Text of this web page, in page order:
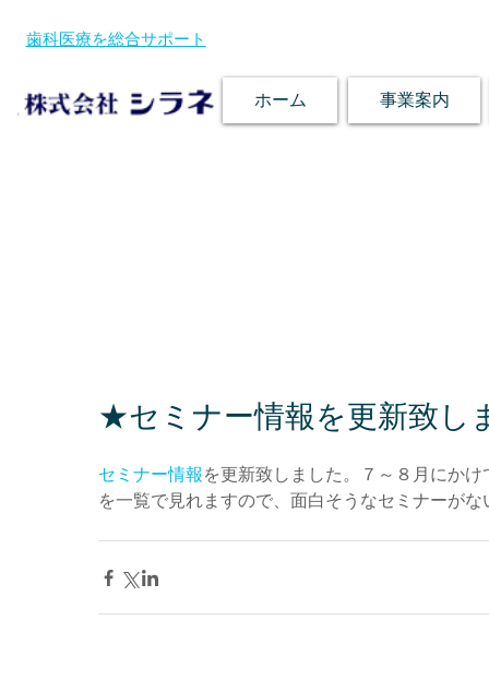
歯科医療を総合サポート
ホーム 事業案内
★セミナー情報を更新致し
セミナー情報 を更新致しました。７～８月にか
を一覧で見れますので、面白そうなセミナーが